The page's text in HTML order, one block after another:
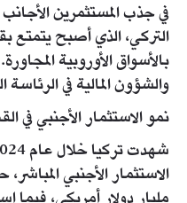
في جذب المستثمرين
التركي، الذي أصبح يتمتع
بالأسواق الأوروبية
والشؤون المالية في الرئاسة
نمو الاستثمار الأجنبي في